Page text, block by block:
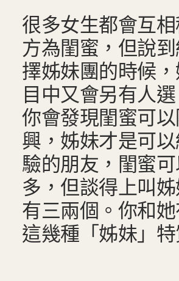
很多女生都會互
方為閨蜜，但說
擇姊妹團的時候
目中又會另有人
你會發現閨蜜可
興，姊妹才是可
驗的朋友，閨蜜
多，但談得上叫
有三兩個。你和
這幾種「姊妹」特